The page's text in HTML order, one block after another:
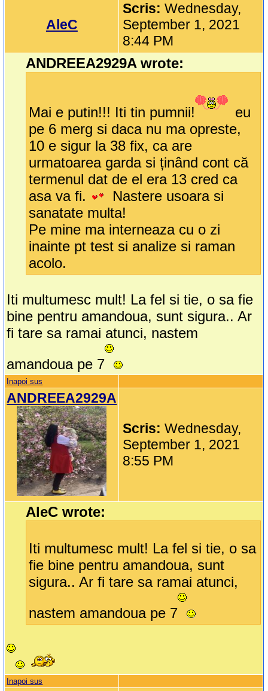
AleC
Scris:Wednesday,
September 1, 2021
8:44 PM
ANDREEA2929A wrote:
Mai e putin!!! Iti tin pumnii!
eu
pe 6 merg si daca nu ma opreste,
10 e sigur la 38 fix, ca are
urmatoarea garda si ținând cont că
termenul dat de el era 13 cred ca
asa va fi.
Nastere usoara si
sanatate multa!
Pe mine ma interneaza cu o zi
inainte pt test si analize si raman
acolo.
Iti multumesc mult! La fel si tie, o sa fie
bine pentru amandoua, sunt sigura.. Ar
fi tare sa ramai atunci, nastem
amandoua pe 7
Inapoi sus
ANDREEA2929A
Scris:Wednesday,
September 1, 2021
8:55 PM
AleC wrote:
Iti multumesc mult! La fel si tie, o sa
fie bine pentru amandoua, sunt
sigura.. Ar fi tare sa ramai atunci,
nastem amandoua pe 7
Inapoi sus